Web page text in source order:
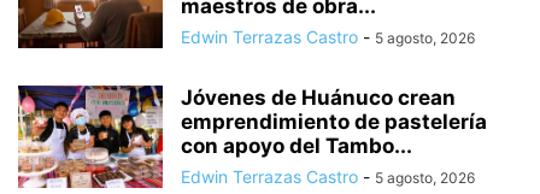
maestros de obra...
Edwin Terrazas Castro - 5 agosto, 2026
Jóvenes de Huánuco crean
emprendimiento de pastelería
con apoyo del Tambo...
Edwin Terrazas Castro - 5 agosto, 2026